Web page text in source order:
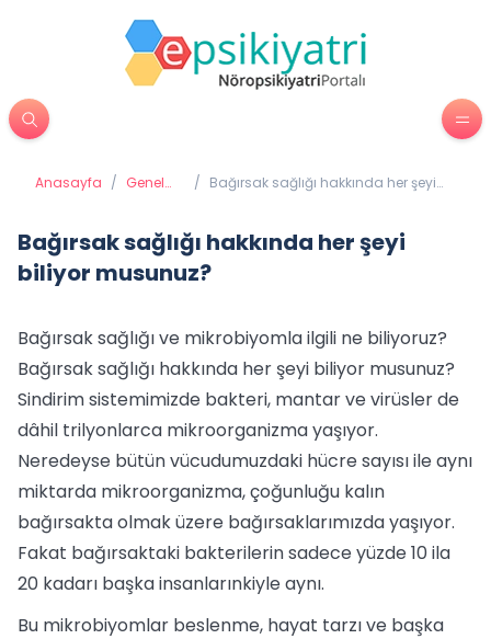
Anasayfa / Genel
/ Bağırsak sağlığı hakkında her şeyi
Bağırsak sağlığı hakkında her şeyi
biliyor musunuz?
Bağırsak sağlığı ve mikrobiyomla ilgili ne biliyoruz?
Bağırsak sağlığı hakkında her şeyi biliyor musunuz?
Sindirim sistemimizde bakteri, mantar ve virüsler de
dâhil trilyonlarca mikroorganizma yaşıyor.
Neredeyse bütün vücudumuzdaki hücre sayısı ile aynı
miktarda mikroorganizma, çoğunluğu kalın
bağırsakta olmak üzere bağırsaklarımızda yaşıyor.
Fakat bağırsaktaki bakterilerin sadece yüzde 10 ila
20 kadarı başka insanlarınkiyle aynı.
Bu mikrobiyomlar beslenme, hayat tarzı ve başka